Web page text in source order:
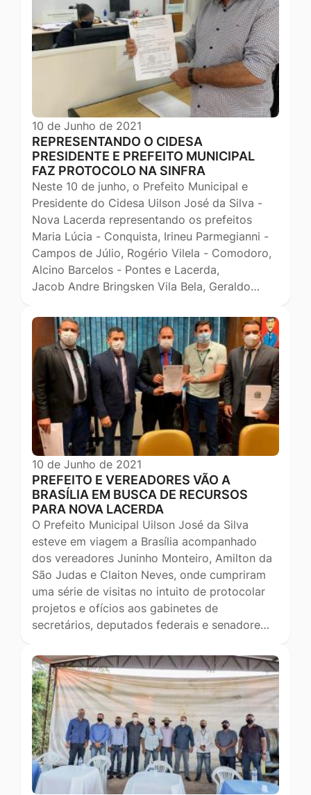
10 de Junho de 2021
REPRESENTANDO O CIDESA
PRESIDENTE E PREFEITO MUNICIPAL
FAZ PROTOCOLO NA SINFRA
Neste 10 de junho, o Prefeito Municipal e
Presidente do Cidesa Uilson José da Silva -
Nova Lacerda representando os prefeitos
Maria Lúcia - Conquista, Irineu Parmegianni -
Campos de Júlio, Rogério Vilela - Comodoro,
Alcino Barcelos - Pontes e Lacerda,
Jacob Andre Bringsken Vila Bela, Geraldo…
10 de Junho de 2021
PREFEITO E VEREADORES VÃO A
BRASÍLIA EM BUSCA DE RECURSOS
PARA NOVA LACERDA
O Prefeito Municipal Uilson José da Silva
esteve em viagem a Brasília acompanhado
dos vereadores Juninho Monteiro, Amilton da
São Judas e Claiton Neves, onde cumpriram
uma série de visitas no intuito de protocolar
projetos e ofícios aos gabinetes de
secretários, deputados federais e senadore…